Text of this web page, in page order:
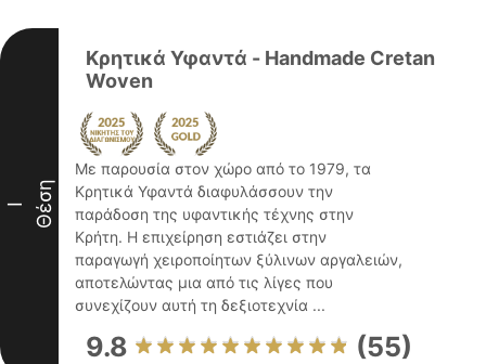
I Θέση
Κρητικά Υφαντά - Handmade Cretan
Woven
Με παρουσία στον χώρο από το 1979, τα
Κρητικά Υφαντά διαφυλάσσουν την
παράδοση της υφαντικής τέχνης στην
Κρήτη. Η επιχείρηση εστιάζει στην
παραγωγή χειροποίητων ξύλινων αργαλειών,
αποτελώντας μια από τις λίγες που
συνεχίζουν αυτή τη δεξιοτεχνία ...
9.8 (55)